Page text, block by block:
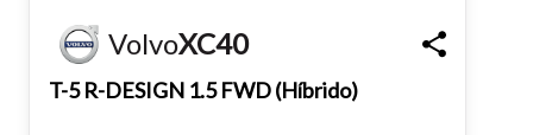
VolvoXC40
T-5 R-DESIGN 1.5 FWD (Híbrido)